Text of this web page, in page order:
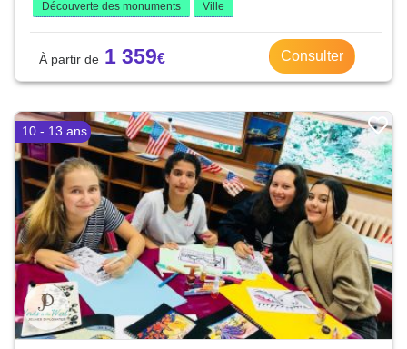
Découverte des monuments
Ville
1 359 Consulter
10 - 13 ans